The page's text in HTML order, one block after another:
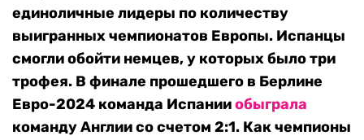
единоличные лидеры по количеству
выигранных чемпионатов Европы. Испанцы
смогли обойти немцев, у которых было три
трофея. В финале прошедшего в Берлине
Евро-2024 команда Испанииобыграла
команду Англии со счетом 2:1. Как чемпионы